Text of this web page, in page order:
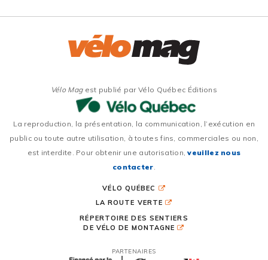
Vélo Magest publié par Vélo Québec Éditions
La reproduction, la présentation, la communication, l’exécution en
public ou toute autre utilisation, à toutes fins, commerciales ou non,
est interdite. Pour obtenir une autorisation,veuillez nous
contacter.
VÉLO QUÉBEC
LA ROUTE VERTE
RÉPERTOIRE DES SENTIERS
DE VÉLO DE MONTAGNE
PARTENAIRES